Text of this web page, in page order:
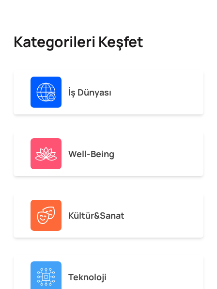
Kategorileri Keşfet
İş Dünyası
Well-Being
Kültür&Sanat
Teknoloji